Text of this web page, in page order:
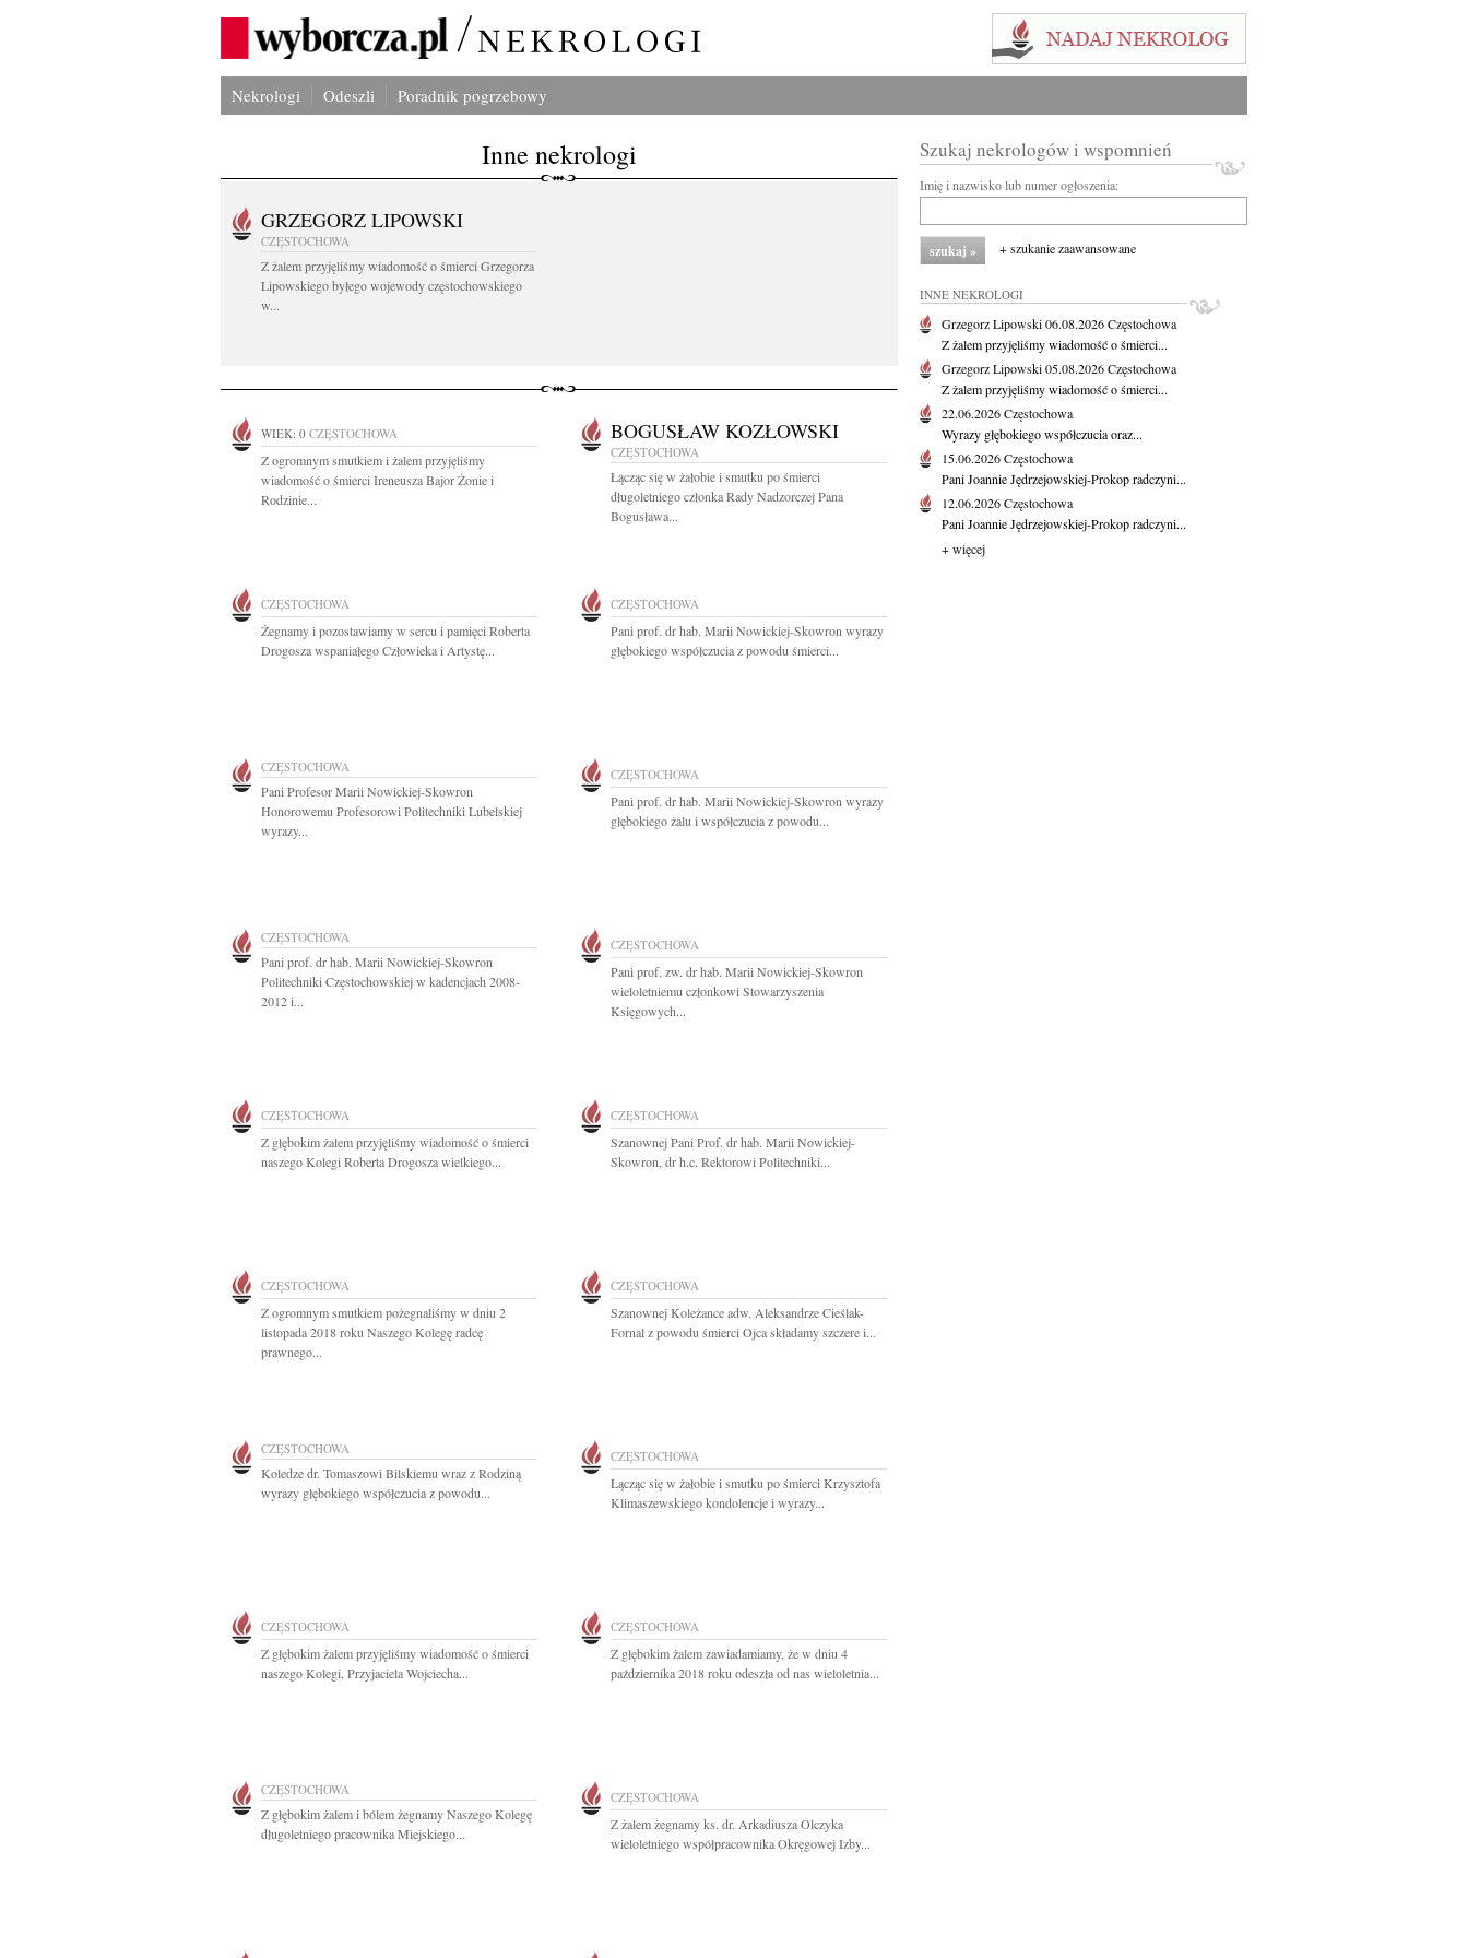
Nekrologi Odeszli Poradnik pogrzebowy
Inne nekrologi
GRZEGORZ LIPOWSKI
CZĘSTOCHOWA
Z żalem przyjęliśmy wiadomość o śmierci Grzegorza
Lipowskiego byłego wojewody częstochowskiego
w...
WIEK: 0 CZĘSTOCHOWA
Z ogromnym smutkiem i żalem przyjęliśmy
wiadomość o śmierci Ireneusza Bajor Żonie i
Rodzinie...
BOGUSŁAW KOZŁOWSKI
CZĘSTOCHOWA
Łącząc się w żałobie i smutku po śmierci
długoletniego członka Rady Nadzorczej Pana
Bogusława...
CZĘSTOCHOWA
Żegnamy i pozostawiamy w sercu i pamięci Roberta
Drogosza wspaniałego Człowieka i Artystę...
CZĘSTOCHOWA
Pani prof. dr hab. Marii Nowickiej-Skowron wyrazy
głębokiego współczucia z powodu śmierci...
CZĘSTOCHOWA
Pani Profesor Marii Nowickiej-Skowron
Honorowemu Profesorowi Politechniki Lubelskiej
wyrazy...
CZĘSTOCHOWA
Pani prof. dr hab. Marii Nowickiej-Skowron wyrazy
głębokiego żalu i współczucia z powodu...
CZĘSTOCHOWA
Pani prof. dr hab. Marii Nowickiej-Skowron
Politechniki Częstochowskiej w kadencjach 2008-
2012 i...
CZĘSTOCHOWA
Pani prof. zw. dr hab. Marii Nowickiej-Skowron
wieloletniemu członkowi Stowarzyszenia
Księgowych...
CZĘSTOCHOWA
Z głębokim żalem przyjęliśmy wiadomość o śmierci
naszego Kolegi Roberta Drogosza wielkiego...
CZĘSTOCHOWA
Szanownej Pani Prof. dr hab. Marii Nowickiej-
Skowron, dr h.c. Rektorowi Politechniki...
CZĘSTOCHOWA
Z ogromnym smutkiem pożegnaliśmy w dniu 2
listopada 2018 roku Naszego Kolegę radcę
prawnego...
CZĘSTOCHOWA
Szanownej Koleżance adw. Aleksandrze Cieślak-
Fornal z powodu śmierci Ojca składamy szczere i...
CZĘSTOCHOWA
Koledze dr. Tomaszowi Bilskiemu wraz z Rodziną
wyrazy głębokiego współczucia z powodu...
CZĘSTOCHOWA
Łącząc się w żałobie i smutku po śmierci Krzysztofa
Klimaszewskiego kondolencje i wyrazy...
CZĘSTOCHOWA
Z głębokim żalem przyjęliśmy wiadomość o śmierci
naszego Kolegi, Przyjaciela Wojciecha...
CZĘSTOCHOWA
Z głębokim żalem zawiadamiamy, że w dniu 4
października 2018 roku odeszła od nas wieloletnia...
CZĘSTOCHOWA
Z głębokim żalem i bólem żegnamy Naszego Kolegę
długoletniego pracownika Miejskiego...
CZĘSTOCHOWA
Z żalem żegnamy ks. dr. Arkadiusza Olczyka
wieloletniego współpracownika Okręgowej Izby...
Szukaj nekrologów i wspomnień
Imię i nazwisko lub numer ogłoszenia:
+ szukanie zaawansowane
INNE NEKROLOGI
Grzegorz Lipowski06.08.2026Częstochowa
Z żalem przyjęliśmy wiadomość o śmierci...
Grzegorz Lipowski05.08.2026Częstochowa
Z żalem przyjęliśmy wiadomość o śmierci...
22.06.2026Częstochowa
Wyrazy głębokiego współczucia oraz...
15.06.2026Częstochowa
Pani Joannie Jędrzejowskiej-Prokop radczyni...
12.06.2026Częstochowa
Pani Joannie Jędrzejowskiej-Prokop radczyni...
+ więcej